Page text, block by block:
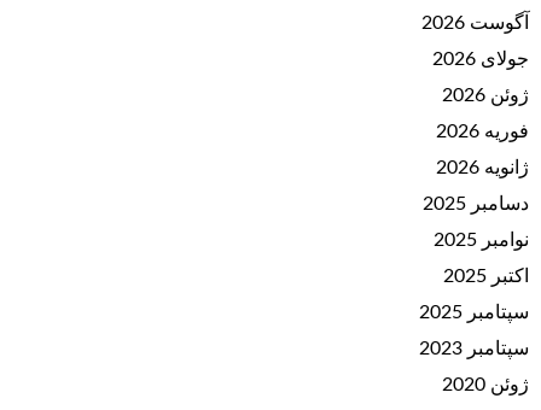
آگوست 2026
جولای 2026
ژوئن 2026
فوریه 2026
ژانویه 2026
دسامبر 2025
نوامبر 2025
اکتبر 2025
سپتامبر 2025
سپتامبر 2023
ژوئن 2020